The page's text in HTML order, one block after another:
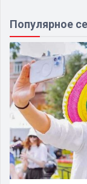
Популярное